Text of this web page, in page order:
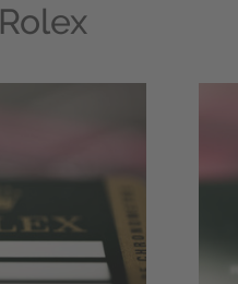
Rolex